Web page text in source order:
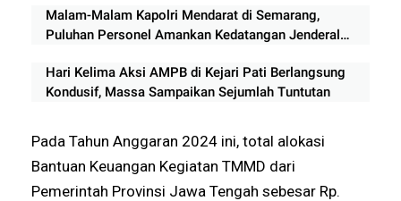
Malam-Malam Kapolri Mendarat di Semarang,
Puluhan Personel Amankan Kedatangan Jenderal
Hari Kelima Aksi AMPB di Kejari Pati Berlangsung
Kondusif, Massa Sampaikan Sejumlah Tuntutan
Pada Tahun Anggaran 2024 ini, total alokasi
Bantuan Keuangan Kegiatan TMMD dari
Pemerintah Provinsi Jawa Tengah sebesar Rp.